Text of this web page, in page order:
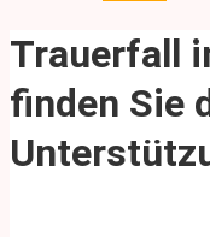
Trauerfall
finden Sie